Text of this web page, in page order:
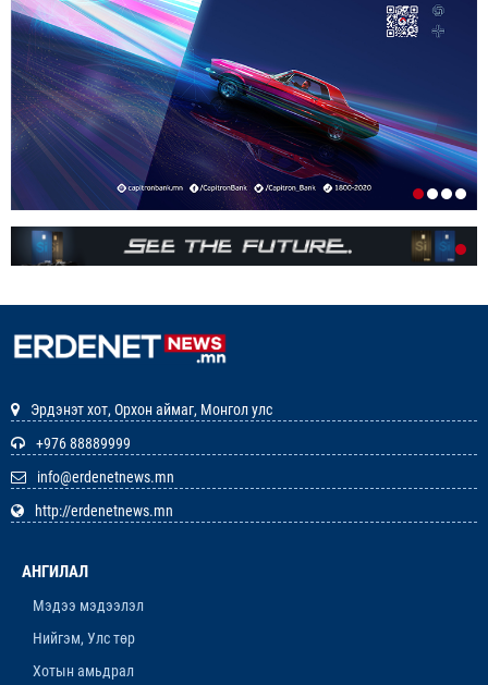
УРТАСГАХ ЧИГЛЭЛЭЭР АЖИЛЛАНА
1-р сар. 19, 2026, 10:52 a.m.
ИРГЭДИЙН НЭРИЙН ДАНСНЫ
ХУРИМТЛАЛЫГ НЭГ САЯД ХҮРГЭНЭ
1-р сар. 19, 2026, 10:48 a.m.
ЭНЭ ЖИЛ БҮХ НИЙТЭЭРЭЭ 15 ХОНОГ АМРАХ
НЬ
1-р сар. 7, 2026, 3:41 p.m.
ШАГНАЛ ХҮРТЛЭЭ
ЗАРЛАЛ
12-р сар. 19, 2025, 3:20 p.m.
Эрдэнэт хот, Орхон аймаг, Монгол улс
+976 88889999
info@erdenetnews.mn
http://erdenetnews.mn
АНГИЛАЛ
Мэдээ мэдээлэл
Нийгэм, Улс төр
Хотын амьдрал